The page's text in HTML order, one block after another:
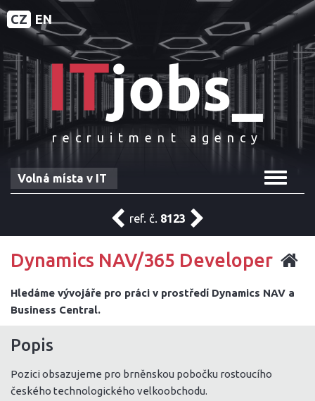
CZ EN
recruitment agency
Toggle
Volná místa v IT
ref. č. 8123
Dynamics NAV/365 Developer
Hledáme vývojáře pro práci v prostředí Dynamics NAV a
Business Central.
Popis
Pozici obsazujeme pro brněnskou pobočku rostoucího
českého technologického velkoobchodu.